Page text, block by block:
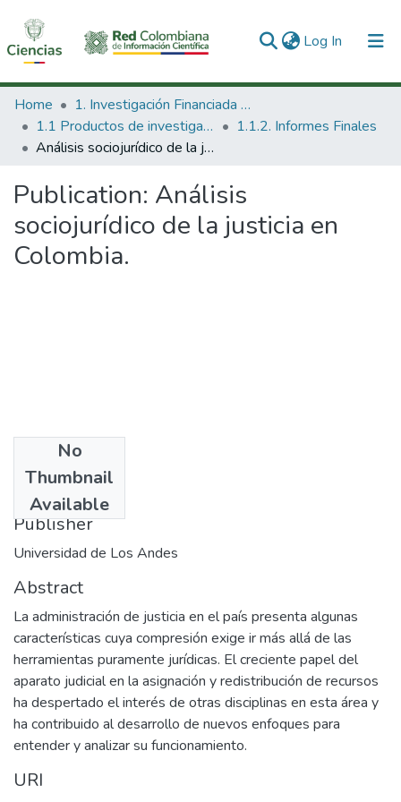
Log In (current)
Communities & Collections
All of DSpace
Home
1. Investigación Financiada con Recursos Públicos
1.1 Productos de investigación
1.1.2. Informes Finales
Análisis sociojurídico de la justicia en Colombia.
Publication: Análisis
sociojurídico de la justicia en
Colombia.
No
Thumbnail
Available
1997-09-15
Publisher
Universidad de Los Andes
Abstract
La administración de justicia en el país presenta algunas
características cuya compresión exige ir más allá de las
herramientas puramente jurídicas. El creciente papel del
aparato judicial en la asignación y redistribución de recursos
ha despertado el interés de otras disciplinas en esta área y
ha contribuido al desarrollo de nuevos enfoques para
entender y analizar su funcionamiento.
URI